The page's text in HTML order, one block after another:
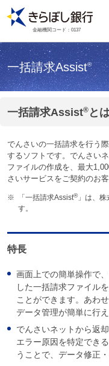
金融機関コード：0137
一括請求Assist®
一括請求Assist® と
でんさいの一括請求を行う
するソフトです。でんさい
ファイルの作成を、最大
さいサービスをご契約のお
※ 「一括請求Assist®」は、株
す。
特長
画面上での簡単操作で
した一括請求ファイル
ことができます。あわ
データ管理が簡単に行え
でんさいネットから返
エラー原因を特定でき
うことで、データ修正